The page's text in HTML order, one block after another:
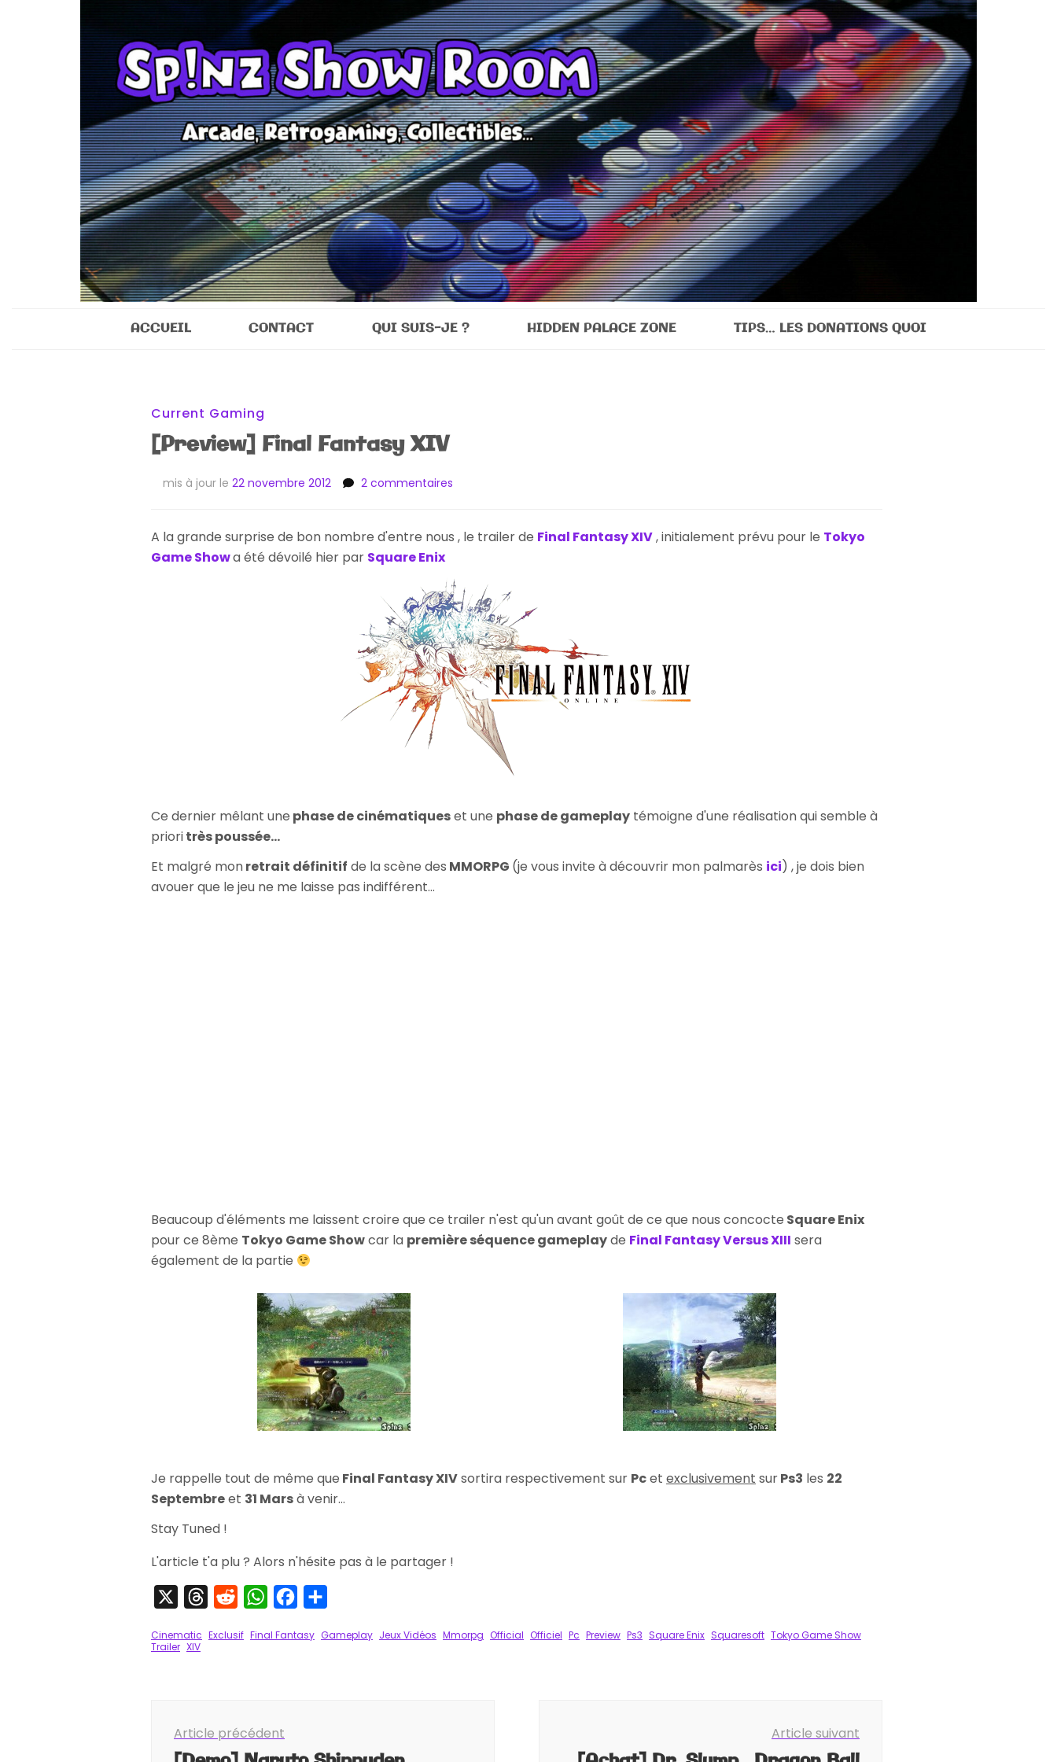
Sp!nz Show Room
ACCUEIL CONTACT QUI SUIS-JE ? HIDDEN PALACE ZONE TIPS… LES DONATIONS QUOI
Current Gaming
[Preview] Final Fantasy XIV
mis à jour le 22 novembre 2012 2 commentaires
Fantasy
A la grande surprise de bon nombre d'entre nous , le trailer de Final Fantasy XIV, initialement prévu pour le Tokyo
Game Showa été dévoilé hier par Square Enix
Ce dernier mêlant une phase de cinématiqueset une phase de gameplay témoigne d'une réalisation qui semble à
prioritrès poussée...
Et malgré monretrait définitif de la scène des MMORPG (je vous invite à découvrir mon palmarès ici) , je dois bien
avouer que le jeu ne me laisse pas indifférent...
Beaucoup d'éléments me laissent croire que ce trailer n'est qu'un avant goût de ce que nous concocte Square Enix
pour ce 8ème Tokyo Game Showcar la première séquence gameplayde Final Fantasy Versus XIII sera
également de la partie
Je rappelle tout de même que Final Fantasy XIVsortira respectivement sur Pcet exclusivement surPs3 les 22
Septembreet 31 Marsà venir...
Stay Tuned !
L'article t'a plu ? Alors n'hésite pas à le partager !
ThreadsRedditWhatsAppFacebook
Cinematic Exclusif Final Fantasy Gameplay Jeux Vidéos Mmorpg Official Officiel Pc Preview Ps3 Square Enix Squaresoft Tokyo Game Show
Trailer XIV
d'article
Article précédent Article suivant